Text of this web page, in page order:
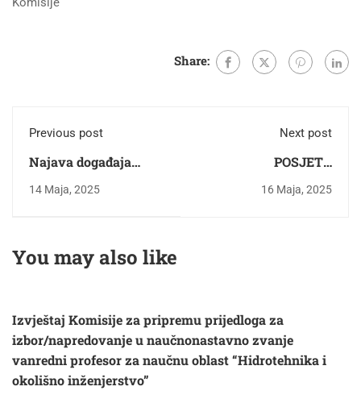
Share:
Previous post
Najava događaja
Ljetna škola"Izazovi i
14 Maja, 2025
Next post
POSJETA
NASTAVNIKA I
GRAĐEVINSKOM
FAKULTETU
UNIVERZITETA U
16 Maja, 2025
You may also like
Izvještaj Komisije za pripremu prijedloga za
izbor/napredovanje u naučnonastavno zvanje
vanredni profesor za naučnu oblast “Hidrotehnika i
okolišno inženjerstvo”